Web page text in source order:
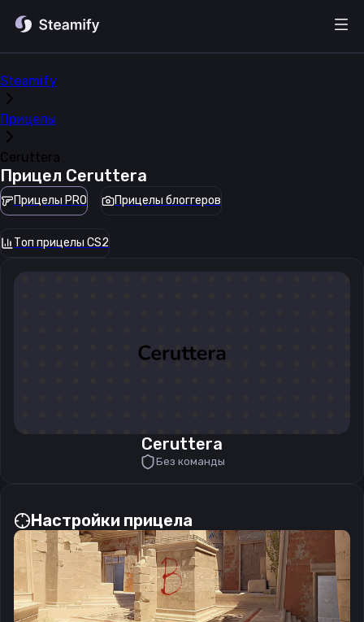
Steamify
Прицелы
Ceruttera
Прицел Ceruttera
Прицелы PRO Прицелы блоггеров
Топ прицелы CS2
Ceruttera
Без команды
Настройки прицела